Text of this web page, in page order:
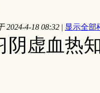
2024-4-18 08:32 | 显示全部
阴虚血热